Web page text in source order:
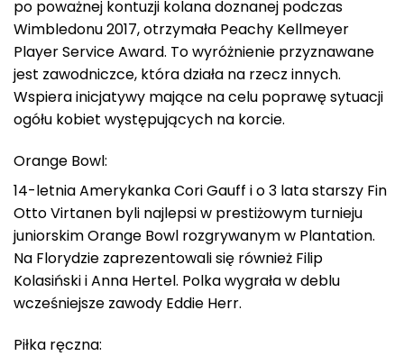
po poważnej kontuzji kolana doznanej podczas
Wimbledonu 2017, otrzymała Peachy Kellmeyer
Player Service Award. To wyróżnienie przyznawane
jest zawodniczce, która działa na rzecz innych.
Wspiera inicjatywy mające na celu poprawę sytuacji
ogółu kobiet występujących na korcie.
Orange Bowl:
14-letnia Amerykanka Cori Gauff i o 3 lata starszy Fin
Otto Virtanen byli najlepsi w prestiżowym turnieju
juniorskim Orange Bowl rozgrywanym w Plantation.
Na Florydzie zaprezentowali się również Filip
Kolasiński i Anna Hertel. Polka wygrała w deblu
wcześniejsze zawody Eddie Herr.
Piłka ręczna: